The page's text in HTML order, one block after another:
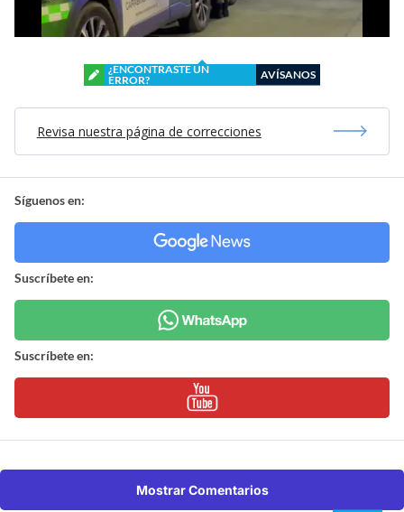
¿ENCONTRASTE UN
ERROR?
AVÍSANOS
Revisa nuestra página de correcciones
Síguenos en:
Suscríbete en:
Suscríbete en:
Mostrar Comentarios